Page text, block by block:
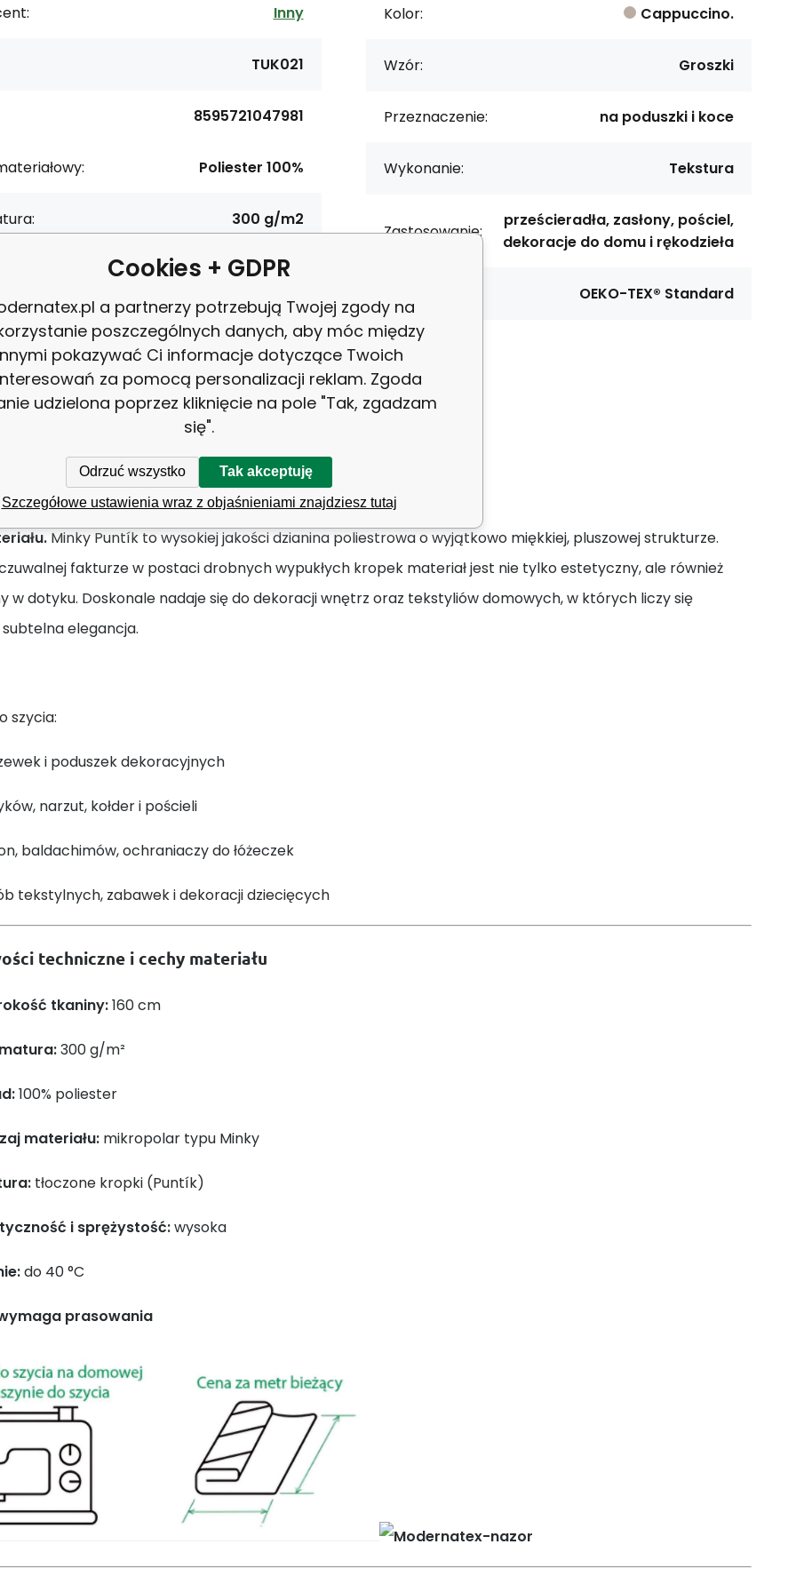
Inny
TUK021
8595721047981
Poliester 100%
300 g/m2
160 cm
minky
Kolor: Cappuccino.
Wzór: Groszki
Przeznaczenie: na poduszki i koce
Wykonanie: Tekstura
Zastosowanie:
prześcieradła, zasłony, pościel,
dekoracje do domu i rękodzieła
OEKO-TEX® Standard
Minky z kropkami kolor Cappuccino
Puntík 300 g/m² – miękka dzianina z fakturą w kropki
Minky Puntík to wysokiej jakości dzianina poliestrowa o wyjątkowo miękkiej, pluszowej strukturze.
fakturze w postaci drobnych wypukłych kropek materiał jest nie tylko estetyczny, ale również
w dotyku. Doskonale nadaje się do dekoracji wnętrz oraz tekstyliów domowych, w których liczy się
elegancja.
szycia:
i poduszek dekoracyjnych
narzut, kołder i pościeli
baldachimów, ochraniaczy do łóżeczek
tekstylnych, zabawek i dekoracji dziecięcych
techniczne i cechy materiału
tkaniny:160 cm
300 g/m²
100% poliester
materiału: mikropolar typu Minky
tłoczone kropki (Puntík)
i sprężystość:wysoka
do 40 °C
prasowania
Cookies + GDPR
a partnerzy potrzebują Twojej zgody na
poszczególnych danych, aby móc między
pokazywać Ci informacje dotyczące Twoich
za pomocą personalizacji reklam. Zgoda
udzielona poprzez kliknięcie na pole "Tak, zgadzam
się".
Odrzuć wszystko Tak akceptuję
Szczegółowe ustawienia wraz z objaśnieniami znajdziesz tutaj